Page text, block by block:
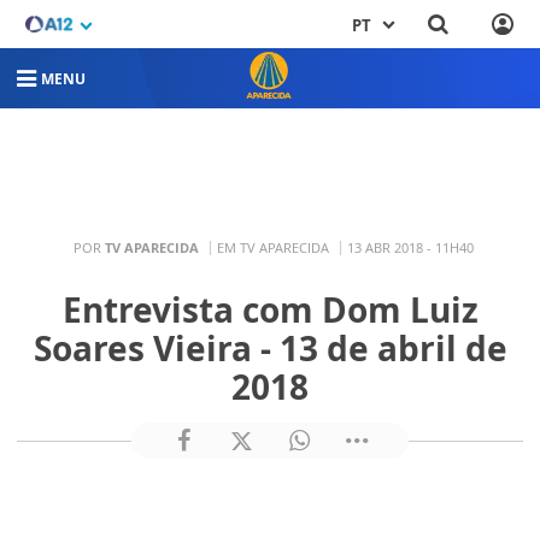
PT
MENU
POR TV APARECIDA EM TV APARECIDA 13 ABR 2018 - 11H40
Entrevista com Dom Luiz
Soares Vieira - 13 de abril de
2018